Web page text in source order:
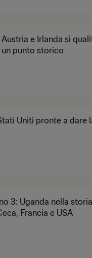
Austria e Irlanda si
un punto storico
Uniti pronte a dare
3: Uganda nella
Francia e USA